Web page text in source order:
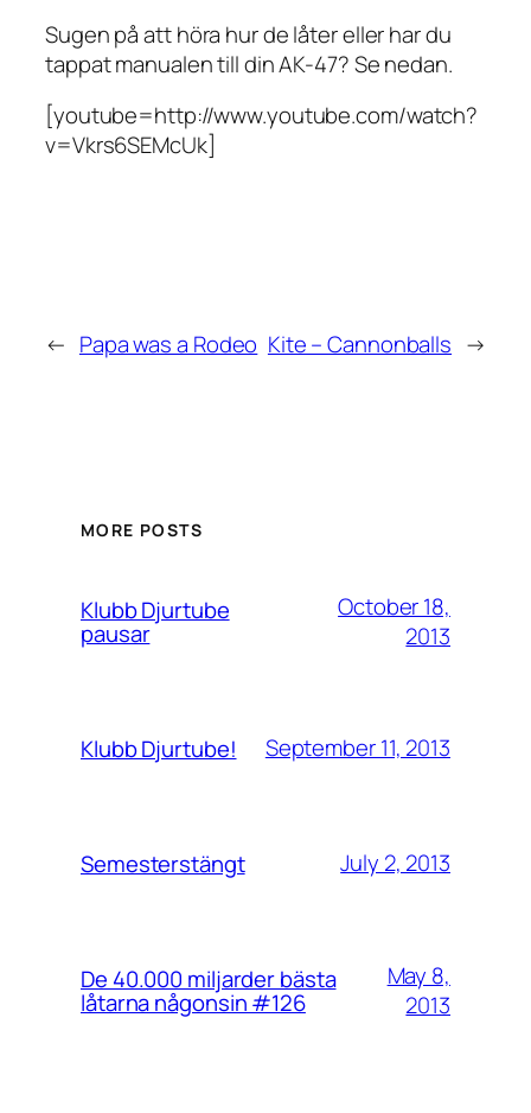
Sugen på att höra hur de låter eller har du
tappat manualen till din AK-47? Se nedan.
[youtube=http://www.youtube.com/watch?
v=Vkrs6SEMcUk]
← Papa was a Rodeo Kite – Cannonballs →
MORE POSTS
Klubb Djurtube
pausar
October 18,
2013
Klubb Djurtube! September 11, 2013
Semesterstängt July 2, 2013
De 40.000 miljarder bästa
låtarna någonsin #126
May 8,
2013